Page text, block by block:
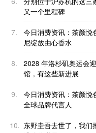
又一个里程碑
7.
今日消费资讯：茶颜悦
尼绽放由心香水
8.
2028 年洛杉矶奥运会
馆，有这些新进展
9.
今日消费资讯：茶颜悦
全球品牌代言人
10. 东野圭吾去世了，我们